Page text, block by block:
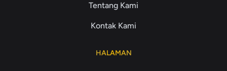
Tentang Kami
Kontak Kami
HALAMAN